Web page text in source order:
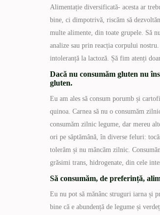
Alimentație diversificată- acesta ar
bine, ci dimpotrivă, riscăm să
multe alimente, din toate grupele. Să
analize sau prin reacția corpului
intoleranță la lactoză. Șă fim atenți
Dacă nu consumăm gluten nu
gluten.
Eu am ales să consum porumb și
quinoa. Carnea să nu o consumăm
consumăm zilnic legume, dar mereu
ori pe săptămână, în diverse feluri:
tolerăm și nu mâncăm zilnic.
grăsimi trans, hidrogenate, din cele
Să consumăm, de preferință,
Eu nu pot să mănânc struguri iarna și
bine că e abundență de legume și